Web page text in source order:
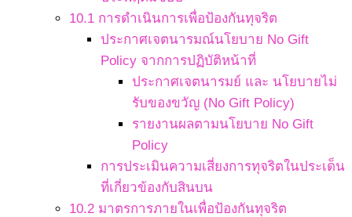
10.1 การดำเนินการเพื่อป้องกันทุจริต
ประกาศเจตนารมณ์นโยบาย No Gift
Policy จากการปฏิบัติหน้าที่
ประกาศเจตนารมย์ และ นโยบายไม่
รับของขวัญ (No Gift Policy)
รายงานผลตามนโยบาย No Gift
Policy
การประเมินความเสี่ยงการทุจริตในประเด็น
ที่เกี่ยวข้องกับสินบน
10.2 มาตรการภายในเพื่อป้องกันทุจริต